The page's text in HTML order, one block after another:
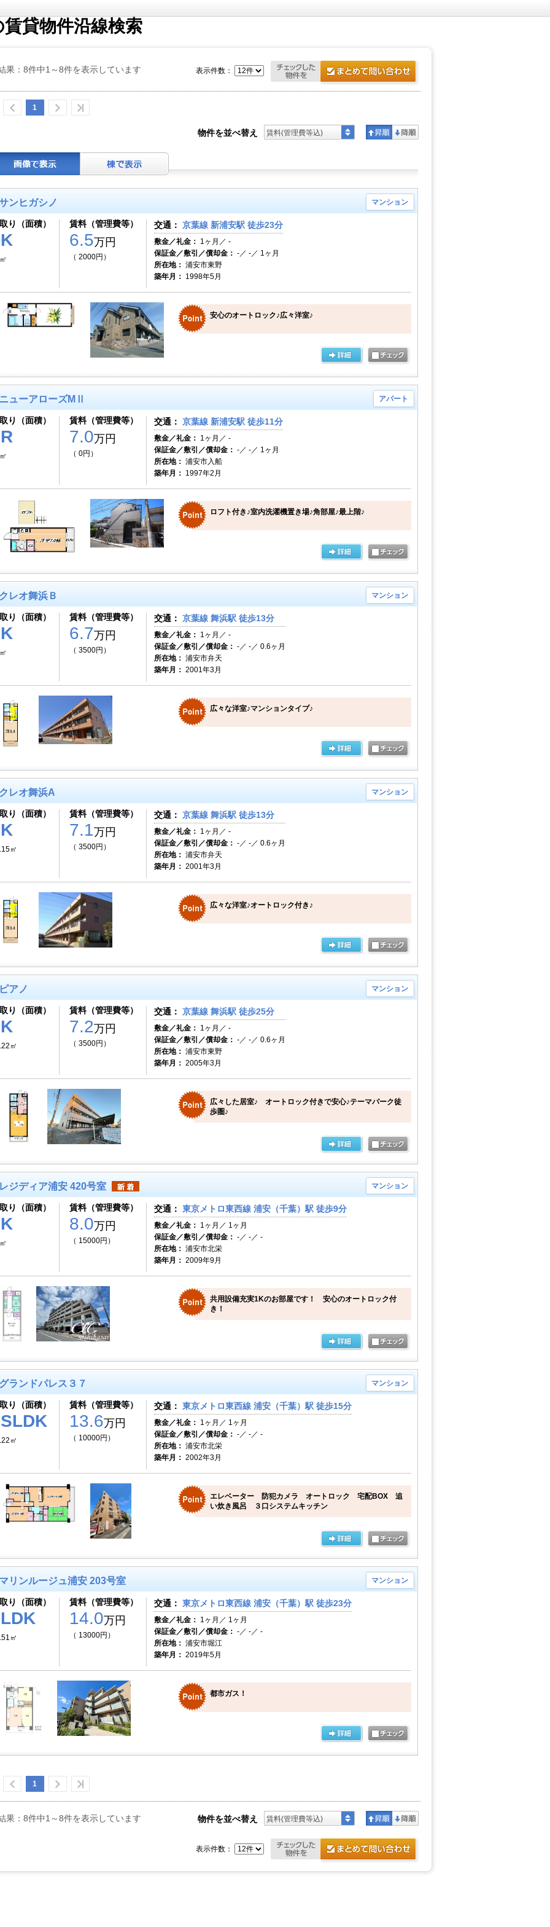
貸物件沿線検索
果：8件中1～8件を表示しています
1
表示件数：
物件を並べ替え 賃料(管理費等込)
ンヒガシノ マンション
り（面積） 賃料（管理費等）
6.5万円
（ 2000円）
交通： 京葉線 新浦安駅 徒歩23分
敷金／礼金： 1ヶ月／ -
保証金／敷引／償却金： -／ -／ 1ヶ月
所在地： 浦安市東野
築年月： 1998年5月
安心のオートロック♪広々洋室♪
ューアローズMⅡ アパート
り（面積） 賃料（管理費等）
7.0万円
（ 0円）
交通： 京葉線 新浦安駅 徒歩11分
敷金／礼金： 1ヶ月／ -
保証金／敷引／償却金： -／ -／ 1ヶ月
所在地： 浦安市入船
築年月： 1997年2月
ロフト付き♪室内洗濯機置き場♪角部屋♪最上階♪
レオ舞浜Ｂ マンション
り（面積） 賃料（管理費等）
6.7万円
（ 3500円）
交通： 京葉線 舞浜駅 徒歩13分
敷金／礼金： 1ヶ月／ -
保証金／敷引／償却金： -／ -／ 0.6ヶ月
所在地： 浦安市弁天
築年月： 2001年3月
広々な洋室♪マンションタイプ♪
レオ舞浜A マンション
り（面積）
㎡
賃料（管理費等）
7.1万円
（ 3500円）
交通： 京葉線 舞浜駅 徒歩13分
敷金／礼金： 1ヶ月／ -
保証金／敷引／償却金： -／ -／ 0.6ヶ月
所在地： 浦安市弁天
築年月： 2001年3月
広々な洋室♪オートロック付き♪
アノ マンション
り（面積）
㎡
賃料（管理費等）
7.2万円
（ 3500円）
交通： 京葉線 舞浜駅 徒歩25分
敷金／礼金： 1ヶ月／ -
保証金／敷引／償却金： -／ -／ 0.6ヶ月
所在地： 浦安市東野
築年月： 2005年3月
広々した居室♪ オートロック付きで安心♪テーマパーク徒
歩圏♪
ジディア浦安 420号室 マンション
り（面積） 賃料（管理費等）
8.0万円
（ 15000円）
交通： 東京メトロ東西線 浦安（千葉）駅 徒歩9分
敷金／礼金： 1ヶ月／ 1ヶ月
保証金／敷引／償却金： -／ -／ -
所在地： 浦安市北栄
築年月： 2009年9月
共用設備充実1Kのお部屋です！ 安心のオートロック付
き！
ランドパレス３７ マンション
り（面積）
㎡
賃料（管理費等）
13.6万円
（ 10000円）
交通： 東京メトロ東西線 浦安（千葉）駅 徒歩15分
敷金／礼金： 1ヶ月／ 1ヶ月
保証金／敷引／償却金： -／ -／ -
所在地： 浦安市北栄
築年月： 2002年3月
エレベーター 防犯カメラ オートロック 宅配BOX 追
い炊き風呂 ３口システムキッチン
リンルージュ浦安 203号室 マンション
り（面積）
㎡
賃料（管理費等）
14.0万円
（ 13000円）
交通： 東京メトロ東西線 浦安（千葉）駅 徒歩23分
敷金／礼金： 1ヶ月／ 1ヶ月
保証金／敷引／償却金： -／ -／ -
所在地： 浦安市堀江
築年月： 2019年5月
都市ガス！
物件を並べ替え 賃料(管理費等込)
1
表示件数：
果：8件中1～8件を表示しています